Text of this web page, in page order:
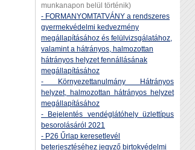
munkanapon belül történik)
- FORMANYOMTATVÁNY a rendszeres
gyermekvédelmi kedvezmény
megállapításához és felülvizsgálatához,
valamint a hátrányos, halmozottan
hátrányos helyzet fennállásának
megállapításához
- Környezettanulmány Hátrányos
helyzet, halmozottan hátrányos helyzet
megállapításához
- Bejelentés vendéglátóhely üzlettípus
besorolásáról 2021
- P26 Űrlap keresetlevél
beterjesztéséhez jegyző birtokvédelmi